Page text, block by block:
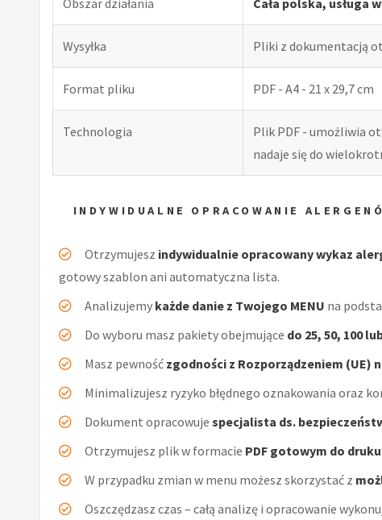
Wysyłka Pliki z dokumentacją
Format pliku PDF - A4 - 21 x 29,7 cm
Technologia
Plik PDF - umożliwia
nadaje się do
INDYWIDUALNE OPRACOWANIE
Otrzymujesz indywidualnie opracowany wykaz
gotowy szablon ani automatyczna lista.
Analizujemy każde danie z Twojego MENU na
Do wyboru masz pakiety obejmujące do 25, 50, 100
Masz pewność zgodności z Rozporządzeniem (UE)
Minimalizujesz ryzyko błędnego oznakowania oraz
Dokument opracowuje specjalista ds.
Otrzymujesz plik w formacie PDF gotowym do druku
W przypadku zmian w menu możesz skorzystać z
Oszczędzasz czas – całą analizę i opracowanie